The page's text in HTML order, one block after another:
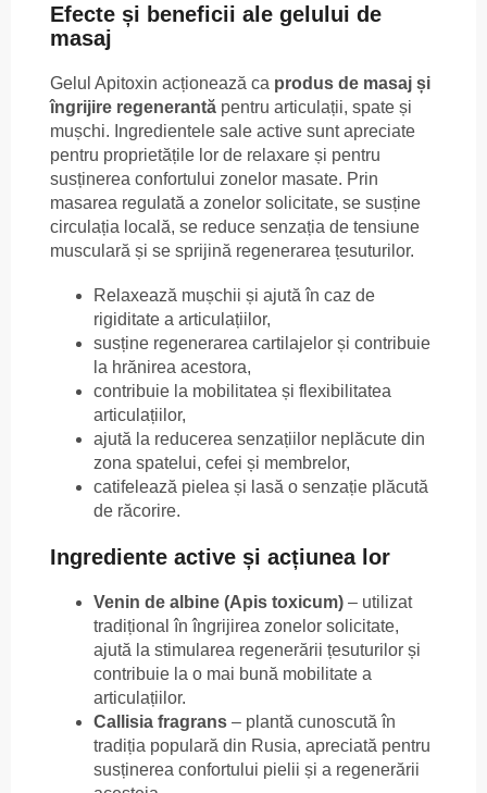
Efecte și beneficii ale gelului de
masaj
Gelul Apitoxin acționează ca produs de masaj și
îngrijire regenerantă pentru articulații, spate și
mușchi. Ingredientele sale active sunt apreciate
pentru proprietățile lor de relaxare și pentru
susținerea confortului zonelor masate. Prin
masarea regulată a zonelor solicitate, se susține
circulația locală, se reduce senzația de tensiune
musculară și se sprijină regenerarea țesuturilor.
Relaxează mușchii și ajută în caz de
rigiditate a articulațiilor,
susține regenerarea cartilajelor și contribuie
la hrănirea acestora,
contribuie la mobilitatea și flexibilitatea
articulațiilor,
ajută la reducerea senzațiilor neplăcute din
zona spatelui, cefei și membrelor,
catifelează pielea și lasă o senzație plăcută
de răcorire.
Ingrediente active și acțiunea lor
Venin de albine (Apis toxicum) – utilizat
tradițional în îngrijirea zonelor solicitate,
ajută la stimularea regenerării țesuturilor și
contribuie la o mai bună mobilitate a
articulațiilor.
Callisia fragrans – plantă cunoscută în
tradiția populară din Rusia, apreciată pentru
susținerea confortului pielii și a regenerării